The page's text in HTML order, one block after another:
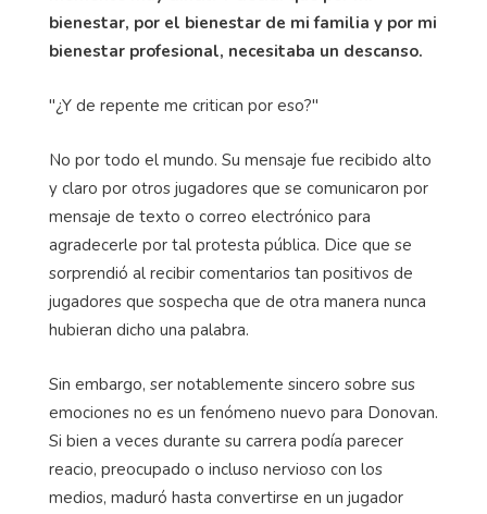
bienestar, por el bienestar de mi familia y por mi
bienestar profesional, necesitaba un descanso.
"¿Y de repente me critican por eso?"
No por todo el mundo. Su mensaje fue recibido alto
y claro por otros jugadores que se comunicaron por
mensaje de texto o correo electrónico para
agradecerle por tal protesta pública. Dice que se
sorprendió al recibir comentarios tan positivos de
jugadores que sospecha que de otra manera nunca
hubieran dicho una palabra.
Sin embargo, ser notablemente sincero sobre sus
emociones no es un fenómeno nuevo para Donovan.
Si bien a veces durante su carrera podía parecer
reacio, preocupado o incluso nervioso con los
medios, maduró hasta convertirse en un jugador